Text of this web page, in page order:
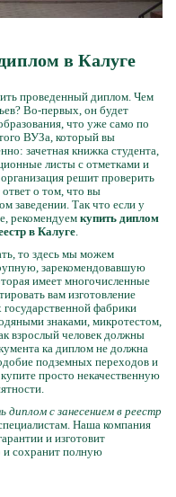
в Калуге
проведенный диплом. Чем
Во-первых, он будет
что уже само по
ВУЗа, который вы
зачетная книжка студента,
листы с отметками и
решит проверить
о том, что вы
заведении. Так что если у
рекомендуем купить диплом
в Калуге.
то здесь мы можем
зарекомендовавшую
имеет многочисленные
вам изготовление
фабрики
знаками, микротестом,
взрослый человек должны
ка диплом не должна
подземных переходов и
просто некачественную
диплом с занесением в реестр
Наша компания
и изготовит
и сохранит полную